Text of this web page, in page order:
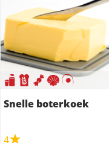
Snelle boterkoek
4